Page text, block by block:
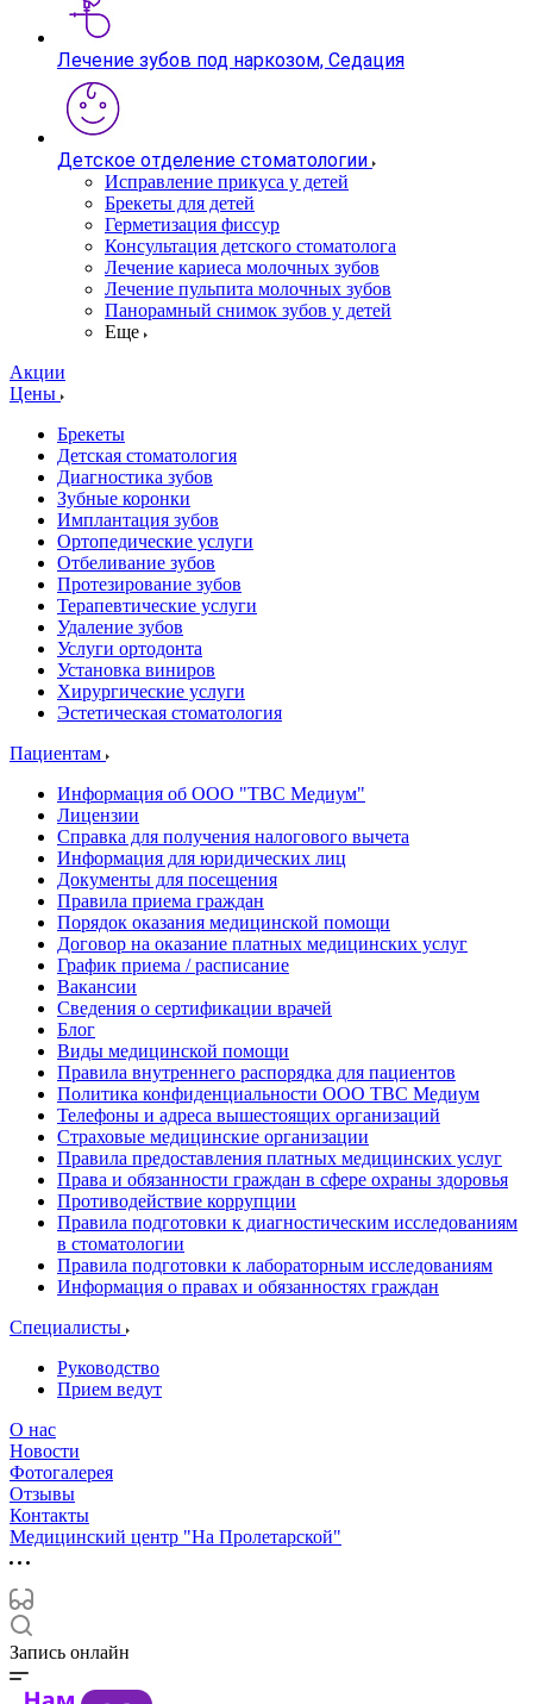
Лечение зубов под наркозом, Седация
Детское отделение стоматологии
Исправление прикуса у детей
Брекеты для детей
Герметизация фиссур
Консультация детского стоматолога
Лечение кариеса молочных зубов
Лечение пульпита молочных зубов
Панорамный снимок зубов у детей
Еще
Акции
Цены
Брекеты
Детская стоматология
Диагностика зубов
Зубные коронки
Имплантация зубов
Ортопедические услуги
Отбеливание зубов
Протезирование зубов
Терапевтические услуги
Удаление зубов
Услуги ортодонта
Установка виниров
Хирургические услуги
Эстетическая стоматология
Пациентам
Информация об ООО "ТВС Медиум"
Лицензии
Справка для получения налогового вычета
Информация для юридических лиц
Документы для посещения
Правила приема граждан
Порядок оказания медицинской помощи
Договор на оказание платных медицинских услуг
График приема / расписание
Вакансии
Сведения о сертификации врачей
Блог
Виды медицинской помощи
Правила внутреннего распорядка для пациентов
Политика конфиденциальности ООО ТВС Медиум
Телефоны и адреса вышестоящих организаций
Страховые медицинские организации
Правила предоставления платных медицинских услуг
Права и обязанности граждан в сфере охраны здоровья
Противодействие коррупции
Правила подготовки к диагностическим исследованиям
в стоматологии
Правила подготовки к лабораторным исследованиям
Информация о правах и обязанностях граждан
Специалисты
Руководство
Прием ведут
О нас
Новости
Фотогалерея
Отзывы
Контакты
Медицинский центр "На Пролетарской"
Запись онлайн